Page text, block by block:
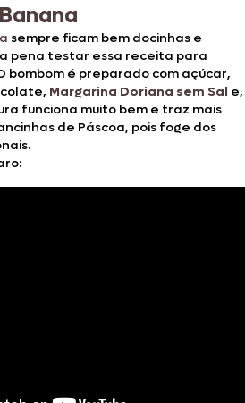
sempre ficam bem docinhas e
a pena testar essa receita para
bombom é preparado com açúcar,
Margarina Doriana sem Sal e,
funciona muito bem e traz mais
de Páscoa, pois foge dos